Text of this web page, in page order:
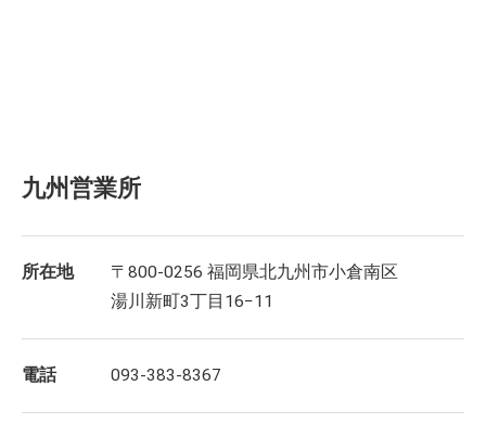
九州営業所
所在地
〒800-0256 福岡県北九州市小倉南区
湯川新町3丁目16−11
電話 093-383-8367